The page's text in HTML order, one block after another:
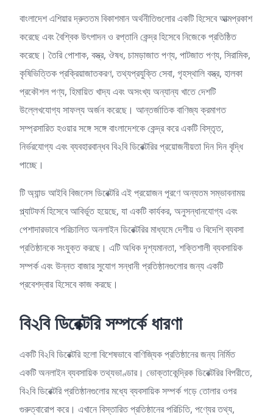
বাংলাদেশ এশিয়ার দ্রুততম বিকাশমান অর্থনীতিগুলোর একটি হিসেবে আত্মপ্রকাশ
করেছে এবং বৈশ্বিক উৎপাদন ও রপ্তানি কেন্দ্র হিসেবে নিজেকে প্রতিষ্ঠিত
করেছে। তৈরি পোশাক, বস্ত্র, ঔষধ, চামড়াজাত পণ্য, পাটজাত পণ্য, সিরামিক,
কৃষিভিত্তিক প্রক্রিয়াজাতকরণ, তথ্যপ্রযুক্তি সেবা, গৃহস্থালি বস্ত্র, হালকা
প্রকৌশল পণ্য, হিমায়িত খাদ্য এবং অসংখ্য অন্যান্য খাতে দেশটি
উল্লেখযোগ্য সাফল্য অর্জন করেছে। আন্তর্জাতিক বাণিজ্য ক্রমাগত
সম্প্রসারিত হওয়ার সঙ্গে সঙ্গে বাংলাদেশকে কেন্দ্র করে একটি বিস্তৃত,
নির্ভরযোগ্য এবং ব্যবহারবান্ধব বি২বি ডিরেক্টরির প্রয়োজনীয়তা দিন দিন বৃদ্ধি
পাচ্ছে।
টি অ্যান্ড আইবি বিজনেস ডিরেক্টরি এই প্রয়োজন পূরণে অন্যতম সম্ভাবনাময়
প্ল্যাটফর্ম হিসেবে আবির্ভূত হয়েছে, যা একটি কার্যকর, অনুসন্ধানযোগ্য এবং
পেশাদারভাবে পরিচালিত অনলাইন ডিরেক্টরির মাধ্যমে দেশীয় ও বিদেশি ব্যবসা
প্রতিষ্ঠানকে সংযুক্ত করছে। এটি অধিক দৃশ্যমানতা, শক্তিশালী ব্যবসায়িক
সম্পর্ক এবং উন্নত বাজার সুযোগ সন্ধানী প্রতিষ্ঠানগুলোর জন্য একটি
প্রবেশদ্বার হিসেবে কাজ করছে।
বি২বিডিরেক্টরিসম্পর্কেধারণা
একটি বি২বি ডিরেক্টরি হলো বিশেষভাবে বাণিজ্যিক প্রতিষ্ঠানের জন্য নির্মিত
একটি অনলাইন ব্যবসায়িক তথ্যভাণ্ডার। ভোক্তাকেন্দ্রিক ডিরেক্টরির বিপরীতে,
বি২বি ডিরেক্টরি প্রতিষ্ঠানগুলোর মধ্যে ব্যবসায়িক সম্পর্ক গড়ে তোলার ওপর
গুরুত্বারোপ করে। এখানে বিস্তারিত প্রতিষ্ঠানের পরিচিতি, পণ্যের তথ্য,